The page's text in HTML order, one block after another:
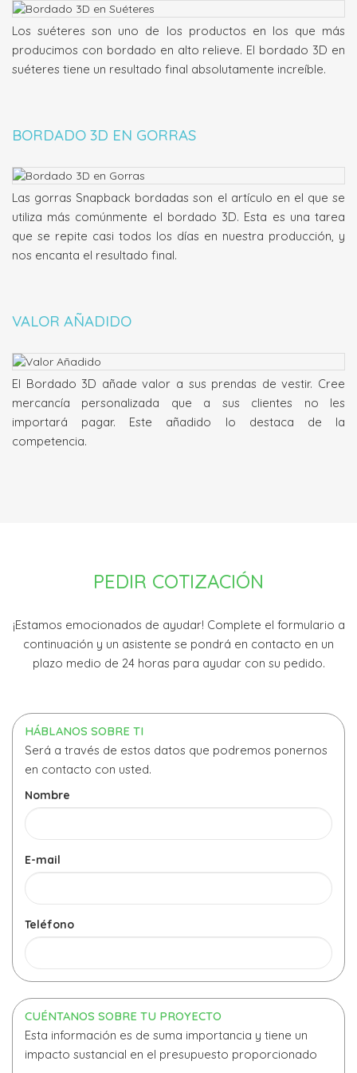
Los suéteres son uno de los productos en los que más
producimos con bordado en alto relieve. El bordado 3D en
suéteres tiene un resultado final absolutamente increíble.
BORDADO 3D EN GORRAS
Las gorras Snapback bordadas son el artículo en el que se
utiliza más comúnmente el bordado 3D. Esta es una tarea
que se repite casi todos los días en nuestra producción, y
nos encanta el resultado final.
VALOR AÑADIDO
El Bordado 3D añade valor a sus prendas de vestir. Cree
mercancía personalizada que a sus clientes no les
importará pagar. Este añadido lo destaca de la
competencia.
PEDIR COTIZACIÓN
¡Estamos emocionados de ayudar! Complete el formulario a
continuación y un asistente se pondrá en contacto en un
plazo medio de 24 horas para ayudar con su pedido.
HÁBLANOS SOBRE TI
Será a través de estos datos que podremos ponernos
en contacto con usted.
Nombre
E-mail
Teléfono
CUÉNTANOS SOBRE TU PROYECTO
Esta información es de suma importancia y tiene un
impacto sustancial en el presupuesto proporcionado